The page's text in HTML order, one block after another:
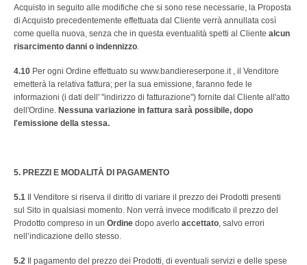
Acquisto in seguito alle modifiche che si sono rese necessarie, la Proposta
di Acquisto precedentemente effettuata dal Cliente verrà annullata così
come quella nuova, senza che in questa eventualità spetti al Cliente alcun
risarcimento danni o indennizzo.
4.10 Per ogni Ordine effettuato su www.bandiereserpone.it , il Venditore
emetterà la relativa fattura; per la sua emissione, faranno fede le
informazioni (i dati dell' "indirizzo di fatturazione") fornite dal Cliente all'atto
dell'Ordine. Nessuna variazione in fattura sarà possibile, dopo
l'emissione della stessa.
5. PREZZI E MODALITÀ DI PAGAMENTO
5.1 Il Venditore si riserva il diritto di variare il prezzo dei Prodotti presenti
sul Sito in qualsiasi momento. Non verrà invece modificato il prezzo del
Prodotto compreso in un Ordine dopo averlo accettato, salvo errori
nell’indicazione dello stesso.
5.2 Il pagamento del prezzo dei Prodotti, di eventuali servizi e delle spese